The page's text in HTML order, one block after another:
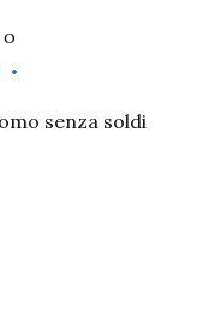
senza soldi